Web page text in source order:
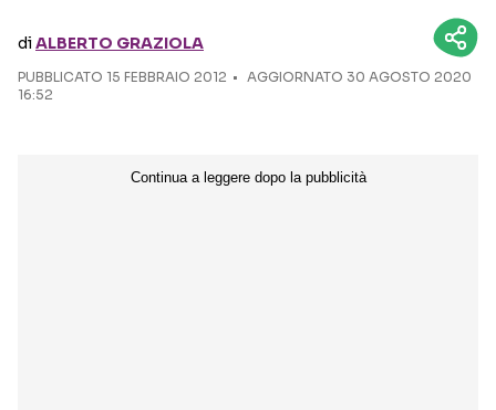
Seguici sui social
diALBERTO GRAZIOLA
PUBBLICATO 15 FEBBRAIO 2012
AGGIORNATO 30 AGOSTO 2020
16:52